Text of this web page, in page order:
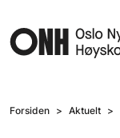
Forsiden Aktuelt